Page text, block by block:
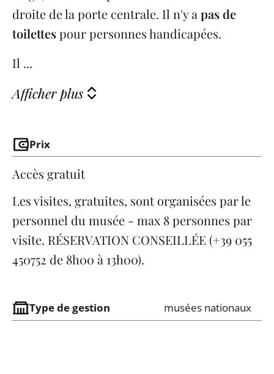
droite de la porte centrale. Il n'y a pas de
toilettespour personnes handicapées.
Il ...
Afficher plus
Prix
Accès gratuit
Les visites, gratuites, sont organisées par le
personnel du musée - max 8 personnes par
visite. RÉSERVATION CONSEILLÉE (+39 055
450752 de 8h00 à 13h00).
Type de gestion musées nationaux